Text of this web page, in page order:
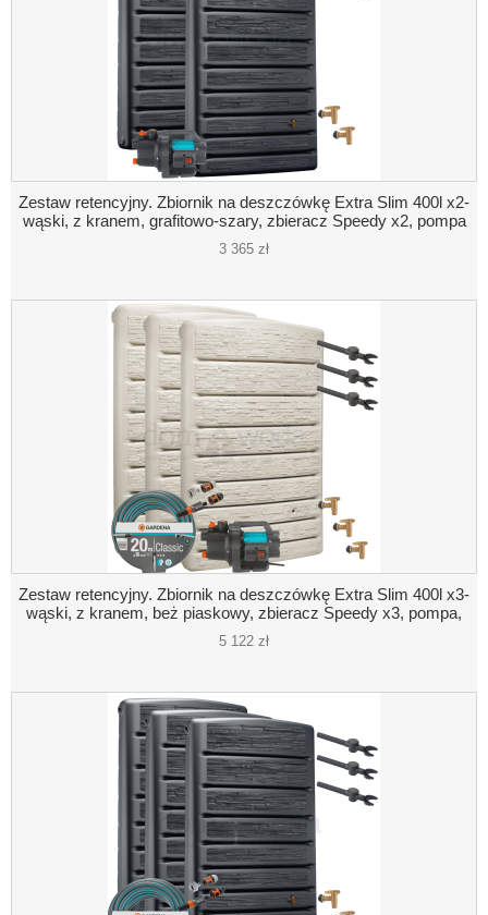
Zestaw retencyjny. Zbiornik na deszczówkę Extra Slim 400l x2-
wąski, z kranem, grafitowo-szary, zbieracz Speedy x2, pompa
3 365 zł
Zestaw retencyjny. Zbiornik na deszczówkę Extra Slim 400l x3-
wąski, z kranem, beż piaskowy, zbieracz Speedy x3, pompa,
akcesoria
5 122 zł